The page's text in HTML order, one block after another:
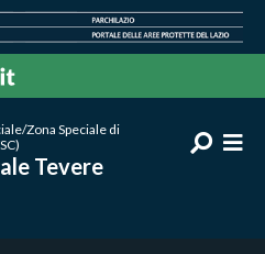
Zona Speciale di
Tevere